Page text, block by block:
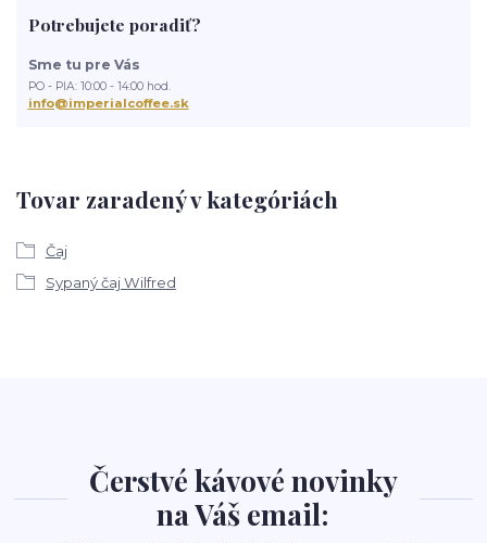
Tovar zaradený v kategóriách
Čaj
Sypaný čaj Wilfred
Potrebujete poradiť?
Sme tu pre Vás
PO - PIA: 10:00 - 14:00 hod.
info@imperialcoffee.sk
Čerstvé kávové novinky
na Váš email: